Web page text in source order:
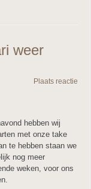
weer
Plaats reactie
hebben wij
met onze take
te hebben staan we
nog meer
weken, voor ons